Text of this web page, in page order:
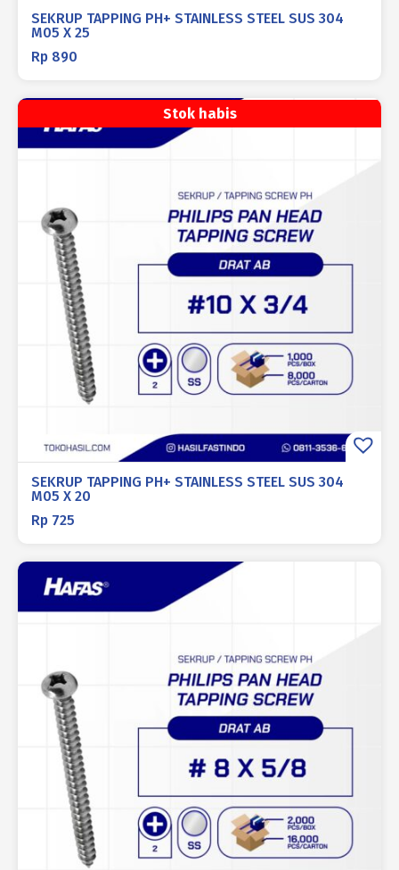
SEKRUP TAPPING PH+ STAINLESS STEEL SUS 304
M05 X 25
Rp 890
Stok habis
SEKRUP TAPPING PH+ STAINLESS STEEL SUS 304
M05 X 20
Rp 725